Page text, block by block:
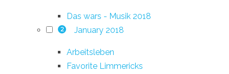
Das wars - Musik 2018
2 January 2018
Arbeitsleben
Favorite Limmericks